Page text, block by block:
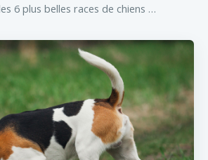
6 plus belles races de chiens …